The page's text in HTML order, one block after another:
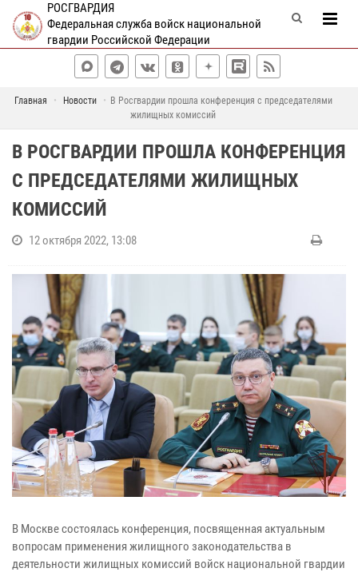
РОСГВАРДИЯ
Федеральная служба войск национальной
гвардии Российской Федерации
Главная Новости
В Росгвардии прошла конференция с председателями
жилищных комиссий
В РОСГВАРДИИ ПРОШЛА КОНФЕРЕНЦИЯ
С ПРЕДСЕДАТЕЛЯМИ ЖИЛИЩНЫХ
КОМИССИЙ
12 октября 2022, 13:08
В Москве состоялась конференция, посвященная актуальным
вопросам применения жилищного законодательства в
деятельности жилищных комиссий войск национальной гвардии